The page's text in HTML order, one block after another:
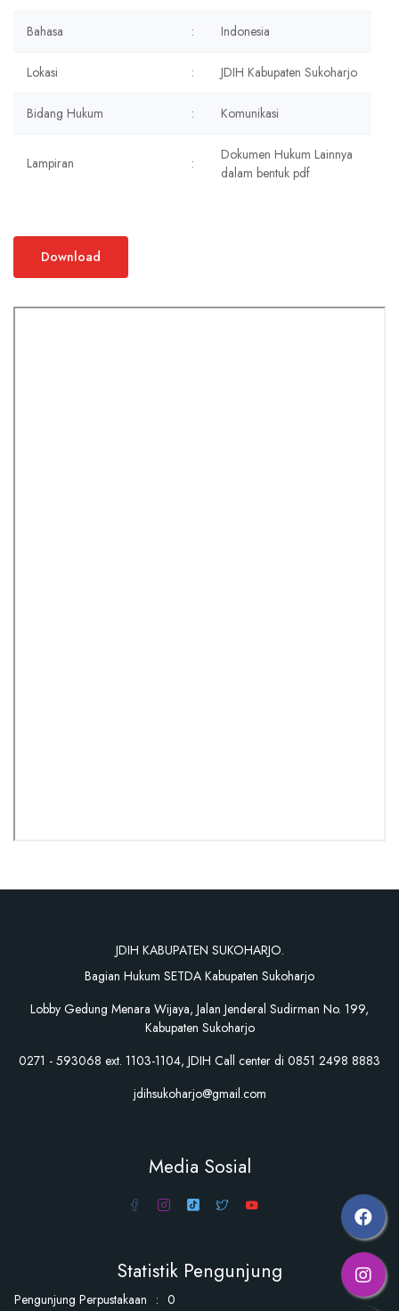
Bahasa : Indonesia
Lokasi : JDIH Kabupaten Sukoharjo
Bidang Hukum : Komunikasi
Lampiran :
Dokumen Hukum Lainnya
dalam bentuk pdf
Download
JDIH KABUPATEN SUKOHARJO.
Bagian Hukum SETDA Kabupaten Sukoharjo
Lobby Gedung Menara Wijaya, Jalan Jenderal Sudirman No. 199,
Kabupaten Sukoharjo
0271 - 593068 ext. 1103-1104, JDIH Call center di 0851 2498 8883
jdihsukoharjo@gmail.com
Media Sosial
Statistik Pengunjung
Pengunjung Perpustakaan : 0